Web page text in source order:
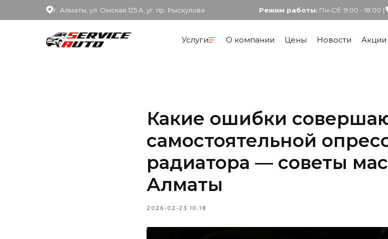
Услуги О компании Цены Новости Акции
Режим работы: Пн-Сб: 9:00 - 18:00 |
г. Алматы, ул. Омская 125 А, уг. пр. Рыскулова
Какие ошибки
самостоятельной
радиатора — советы
Алматы
2026-02-23 10:18